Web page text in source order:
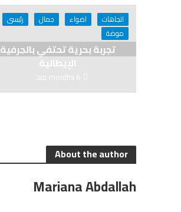
اتجاهات اضواء جمال
رئيسى
موضة
تجربة بحرية تحتفي بالحِرفية
الإيطالية
6 months منذ
About the author
Mariana Abdallah